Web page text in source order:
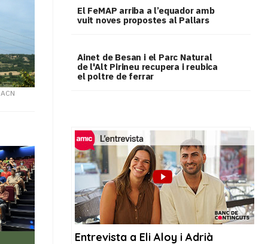
El FeMAP arriba a l’equador amb
vuit noves propostes al Pallars
Ainet de Besan i el Parc Natural
de l'Alt Pirineu recupera i reubica
el poltre de ferrar